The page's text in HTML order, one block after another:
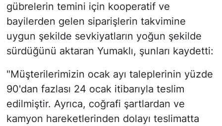
gübrelerin temini için kooperatif ve
bayilerden gelen siparişlerin takvimine
uygun şekilde sevkiyatların yoğun şekilde
sürdüğünü aktaran Yumaklı, şunları kaydetti:
"Müşterilerimizin ocak ayı taleplerinin yüzde
90'dan fazlası 24 ocak itibarıyla teslim
edilmiştir. Ayrıca, coğrafi şartlardan ve
kamyon hareketlerinden dolayı teslimatta